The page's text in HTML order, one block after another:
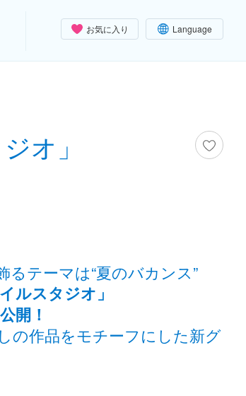
お気に入り Language
オ」
テーマは“夏のバカンス”
ルスタジオ」
開！
の作品をモチーフにした新グ